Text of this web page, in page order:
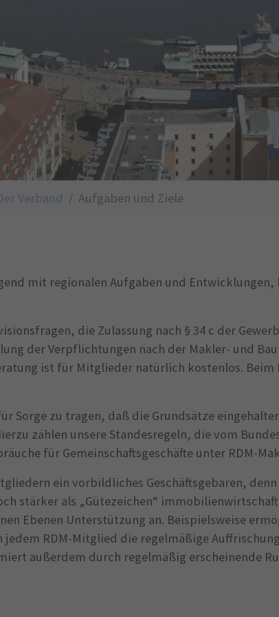
Verband Aufgaben und Ziele
mit regionalen Aufgaben und
die Zulassung nach § 34 c der
der Verpflichtungen nach der Makler- und
ist für Mitglieder natürlich kostenlos.
Sorge zu tragen, daß die Grundsätze
zählen unsere Standesregeln, die vom
für Gemeinschaftsgeschäfte unter RDM-
ein vorbildliches Geschäftsgebaren,
stärker als „Gütezeichen“
Ebenen Unterstützung an. Beispielsweise
RDM-Mitglied die regelmäßige
außerdem durch regelmäßig erscheinende